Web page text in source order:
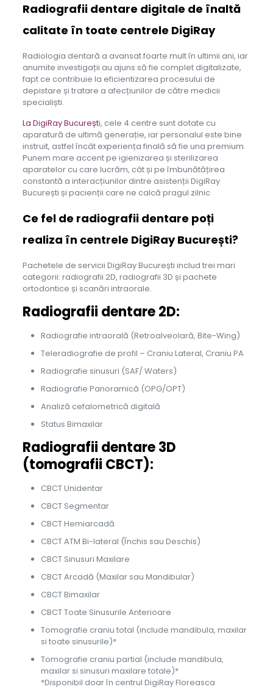
Radiografii dentare digitale de înaltă
calitate în toate centrele DigiRay
Radiologia dentară a avansat foarte mult în ultimii ani, iar
anumite investigații au ajuns să fie complet digitalizate,
fapt ce contribuie la eficientizarea procesului de
depistare și tratare a afecțiunilor de către medicii
specialiști.
La DigiRay București, cele 4 centre sunt dotate cu
aparatură de ultimă generație, iar personalul este bine
instruit, astfel încât experiența finală să fie una premium.
Punem mare accent pe igienizarea și sterilizarea
aparatelor cu care lucrăm, cât și pe îmbunătățirea
constantă a interacțiunilor dintre asistenții DigiRay
București și pacienții care ne calcă pragul zilnic
Ce fel de radiografii dentare poți
realiza în centrele DigiRay București?
Pachetele de servicii DigiRay București includ trei mari
categorii: radiografii 2D, radiografii 3D și pachete
ortodontice și scanări intraorale.
Radiografii dentare 2D:
Radiografie intraorală (Retroalveolară, Bite-Wing)
Teleradiografie de profil – Craniu Lateral, Craniu PA
Radiografie sinusuri (SAF/ Waters)
Radiografie Panoramică (OPG/OPT)
Analiză cefalometrică digitală
Status Bimaxilar
Radiografii dentare 3D
(tomografii CBCT):
CBCT Unidentar
CBCT Segmentar
CBCT Hemiarcadă
CBCT ATM Bi-lateral (Închis sau Deschis)
CBCT Sinusuri Maxilare
CBCT Arcadă (Maxilar sau Mandibular)
CBCT Bimaxilar
CBCT Toate Sinusurile Anterioare
Tomografie craniu total (include mandibula, maxilar
si toate sinusurile)*
Tomografie craniu partial (include mandibula,
maxilar si sinusuri maxilare totale)*
*Disponibil doar în centrul DigiRay Floreasca